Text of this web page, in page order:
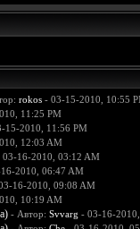
rokos- 03-15-2010, 10:55
11:25 PM
15-2010, 11:56 PM
12:03 AM
16-2010, 03:12 AM
2010, 06:47 AM
16-2010, 09:08 AM
10:19 AM
- Автор: Svvarg - 03-16-